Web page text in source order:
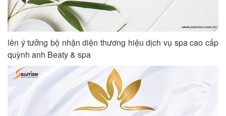
lên ý tưởng bộ nhận diện thương hiệu dịch vụ spa cao cấp
quỳnh anh Beaty & spa